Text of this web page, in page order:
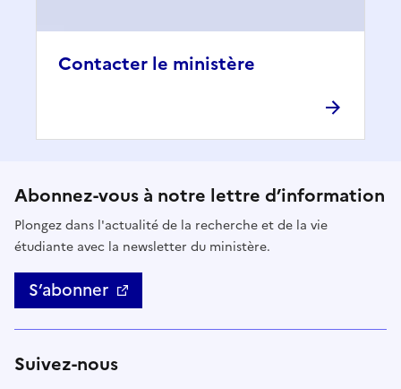
Contacter le ministère
Abonnez-vous à notre lettre d’information
Plongez dans l'actualité de la recherche et de la vie
étudiante avec la newsletter du ministère.
S’abonner
Suivez-nous